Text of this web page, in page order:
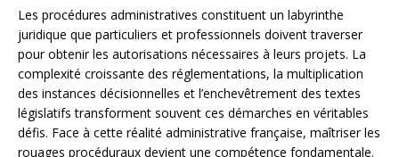
Les procédures administratives constituent un labyrinthe
juridique que particuliers et professionnels doivent traverser
pour obtenir les autorisations nécessaires à leurs projets. La
complexité croissante des réglementations, la multiplication
des instances décisionnelles et l’enchevêtrement des textes
législatifs transforment souvent ces démarches en véritables
défis. Face à cette réalité administrative française, maîtriser les
rouages procéduraux devient une compétence fondamentale.